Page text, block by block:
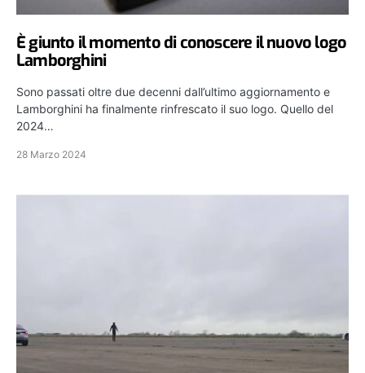
È giunto il momento di conoscere il nuovo logo
Lamborghini
Sono passati oltre due decenni dall’ultimo aggiornamento e
Lamborghini ha finalmente rinfrescato il suo logo. Quello del
2024…
28 Marzo 2024